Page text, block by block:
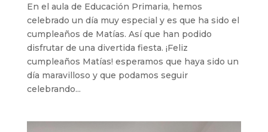
En el aula de Educación Primaria, hemos
celebrado un día muy especial y es que ha sido el
cumpleaños de Matías. Así que han podido
disfrutar de una divertida fiesta. ¡Feliz
cumpleaños Matías! esperamos que haya sido un
día maravilloso y que podamos seguir
celebrando...